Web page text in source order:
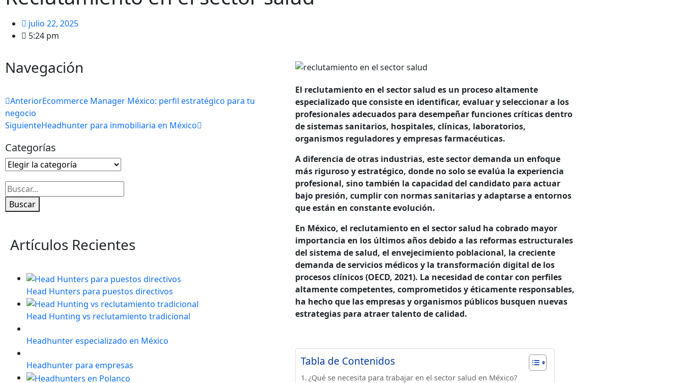
julio 22, 2025
5:24 pm
Navegación
AnteriorEcommerce Manager México: perfil estratégico para tu
negocio
SiguienteHeadhunter para inmobiliaria en México
Categorías
Buscar
Artículos Recientes
Head Hunters para puestos directivos
Head Hunting vs reclutamiento tradicional
Headhunter especializado en México
Headhunter para empresas
El reclutamiento en el sector salud es un proceso altamente
especializado que consiste en identificar, evaluar y seleccionar a los
profesionales adecuados para desempeñar funciones críticas dentro
de sistemas sanitarios, hospitales, clínicas, laboratorios,
organismos reguladores y empresas farmacéuticas.
A diferencia de otras industrias, este sector demanda un enfoque
más riguroso y estratégico, donde no solo se evalúa la experiencia
profesional, sino también la capacidad del candidato para actuar
bajo presión, cumplir con normas sanitarias y adaptarse a entornos
que están en constante evolución.
En México, el reclutamiento en el sector salud ha cobrado mayor
importancia en los últimos años debido a las reformas estructurales
del sistema de salud, el envejecimiento poblacional, la creciente
demanda de servicios médicos y la transformación digital de los
procesos clínicos (OECD, 2021). La necesidad de contar con perfiles
altamente competentes, comprometidos y éticamente responsables,
ha hecho que las empresas y organismos públicos busquen nuevas
estrategias para atraer talento de calidad.
Tabla de Contenidos
¿Qué se necesita para trabajar en el sector salud en México?